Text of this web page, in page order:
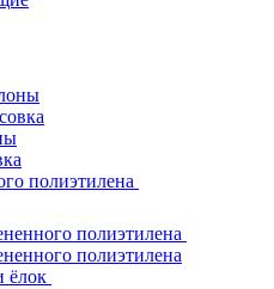
полиэтилена
полиэтилена
полиэтилена
ёлок